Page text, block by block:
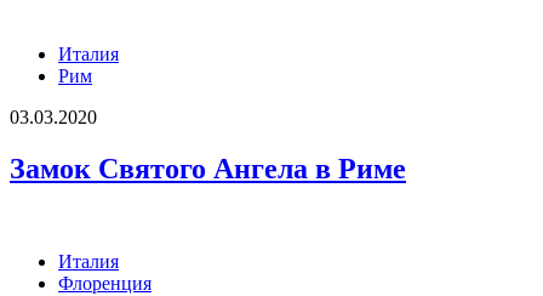
Италия
Рим
03.03.2020
Замок Святого Ангела в Риме
Италия
Флоренция